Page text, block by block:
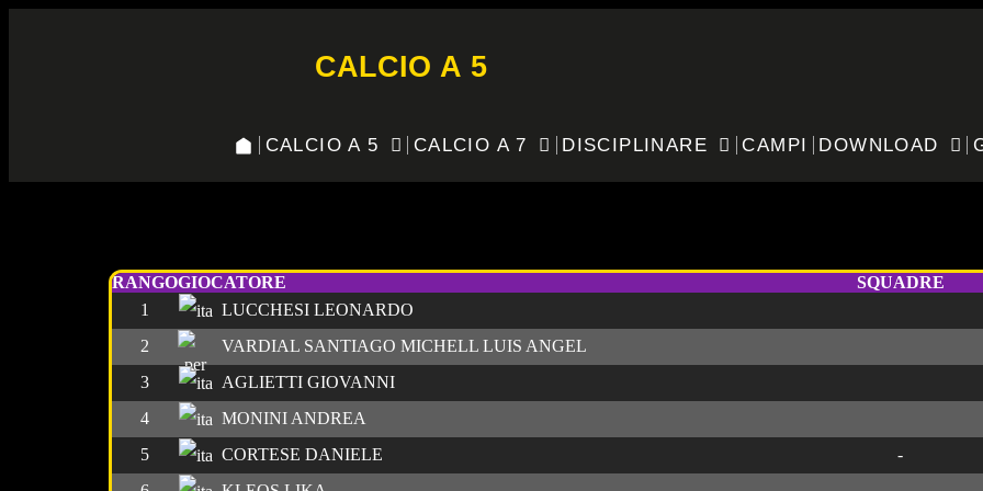
CALCIO A 5
CALCIO A 5 CALCIO A 7 DISCIPLINARE CAMPI DOWNLOAD
RANGOGIOCATORE SQUADRE
1
LUCCHESI LEONARDO
2
VARDIAL SANTIAGO MICHELL LUIS ANGEL
3
AGLIETTI GIOVANNI
4
MONINI ANDREA
5
CORTESE DANIELE -